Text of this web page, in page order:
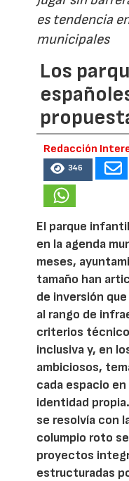
es tendencia
municipales
Los
Redacción
346
El parque
en la agenda
meses,
tamaño han
de inversión
al rango de
criterios
inclusiva y, en
ambiciosos,
cada espacio
identidad
se resolvía con
columpio roto
proyectos
estructuradas